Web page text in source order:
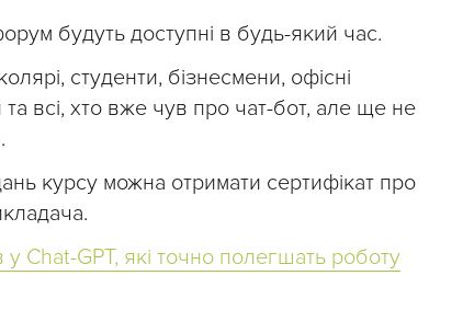
будуть доступні в будь-який час.
студенти, бізнесмени, офісні
та всі, хто вже чув про чат-бот, але ще не
курсу можна отримати сертифікат про
у Chat-GPT, які точно полегшать роботу